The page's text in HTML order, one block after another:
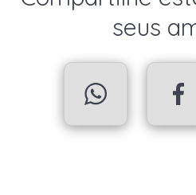
seus